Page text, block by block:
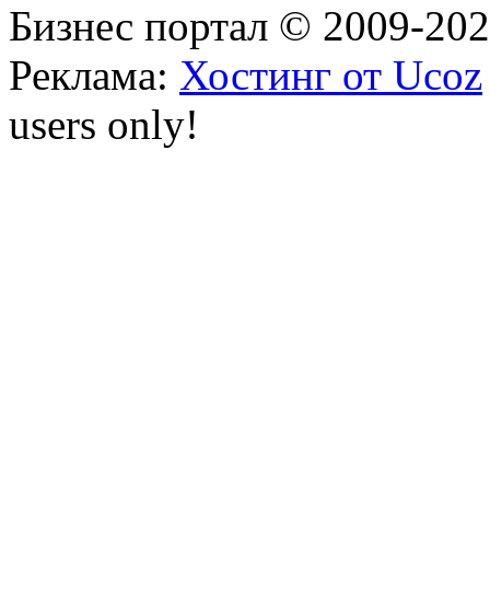
Бизнес портал © 2009-
Реклама: Хостинг от Ucoz
users only!